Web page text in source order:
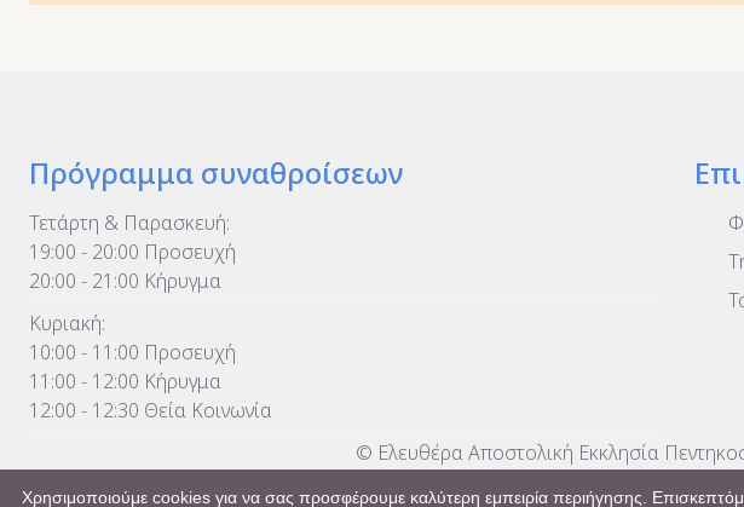
Πρόγραμμα συναθροίσεων
Τετάρτη & Παρασκευή:
19:00 - 20:00 Προσευχή
20:00 - 21:00 Κήρυγμα
Κυριακή:
10:00 - 11:00 Προσευχή
11:00 - 12:00 Κήρυγμα
12:00 - 12:30 Θεία Κοινωνία
© Ελευθέρα Αποστολική Εκκλησία
Χρησιμοποιούμε cookies για να σας προσφέρουμε καλύτερη εμπειρία περιήγησης.